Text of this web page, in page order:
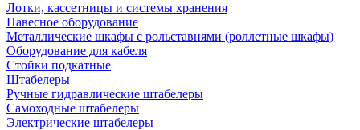
Лотки, кассетницы и системы хранения
Навесное оборудование
Металлические шкафы с рольставнями (роллетные шкафы)
Оборудование для кабеля
Стойки подкатные
Штабелеры
Ручные гидравлические штабелеры
Самоходные штабелеры
Электрические штабелеры